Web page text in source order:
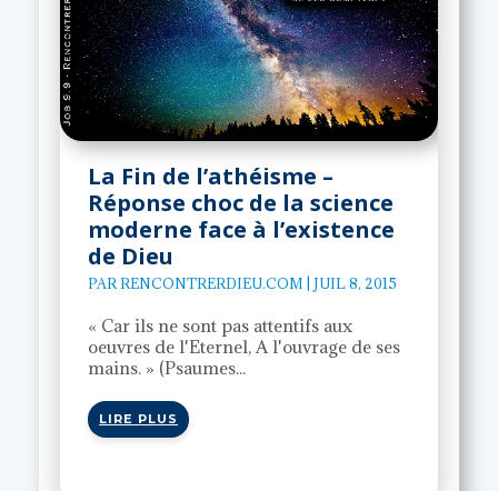
La Fin de l’athéisme –
Réponse choc de la science
moderne face à l’existence
de Dieu
PAR RENCONTRERDIEU.COM |JUIL 8, 2015
« Car ils ne sont pas attentifs aux
oeuvres de l'Eternel, A l'ouvrage de ses
mains. » (Psaumes...
LIRE PLUS